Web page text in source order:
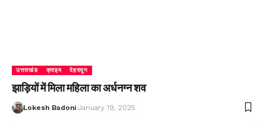
उत्तराखंड क्राइम देहरादून
झाड़ियों में मिला महिला का अर्धनग्न शव
Lokesh Badoni January 19, 2025